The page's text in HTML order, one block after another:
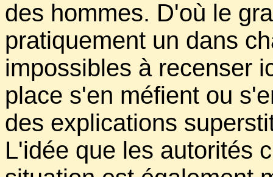
des hommes. D'où le
pratiquement un dans
impossibles à recenser
place s'en méfient ou
des explications
L'idée que les autorités